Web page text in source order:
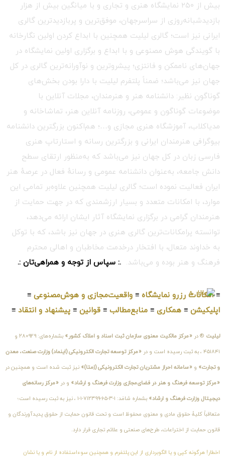
بیش از ۲۵۰ نمایشگاه هنری و تجاری و با میانگین بیش از هزار
بازدیدشبانه‌روزی از سراسرجهان، موفق‌ترین و پربازدیدترین گالری
ایرانی نیز است؛ گالری لیلیت همچنین با ابداع کردن اولین نگارخانه
با گویندگی هوش مصنوعی و با ابداع و برگزاری اولین نمایشگاه در
جهان‌های ناممکن و فانتزی؛ پیشروترین و نوآورانه‌ترین گالری در کل
جهان نیز می‌باشد؛ ضمناً پلتفرم لیلیت با دارا بودن بخش‌های
گوناگون نظیر: دانشنامه هنر و هنرمندان، مجلات آنلاین با
موضوعات گوناگون و عمومی، روزنامه آنلاین هنر، تماشاخانه و
مدیاکلاب، آموزشگاه هنری مجازی و…؛ هم‌اکنون بزرگترین دانشنامه
بیوگرافی هنرمندان ایرانی و بزرگترین رسانه و استارتاپ هنری
فارسی زبان در کل جهان نیز می‌باشد که به‌منظور ارتقای سطح
دانش جامعه، به‌عنوان دانشنامه عمومی و رسانهٔ فعال در عرصهٔ هنر
ایران فعالیت نموده است؛ گالری لیلیت همچنین علاوه‌بر تمامی این
موارد، با امکانات متعدد و بسیار ارزشمندی که در جهت حمایت از
هنرمندان گرامی در برگزاری نمایشگاه آثار ایشان ارائه می‌دهد،
توانسته پرامکانات‌ترین گالری هنری در جهان نیز باشد، که با توکل
به خداوند متعال، با افتخار درخدمت مخاطبان و اهالی محترم
فرهنگ و هنر بوده و می‌باشد. .: سپاس از توجه و همراهی‌تان :.
≡امکانات رزرو نمایشگاه≡ واقعیت‌مجازی و هوش‌مصنوعی≡
اپلیکیشن≡ همکاری≡ منابع‌مطالب≡ قوانین≡ پیشنهاد و انتقاد≡
لیلیت® در «مرکز مالکیت معنوی سازمان ثبت اسناد و املاک کشور» بشماره‌های: ۲۸۰۹۲۹ و
۴۵۱۸۴۱ ، به ثبت رسیده است و در «مرکز توسعه تجارت الکترونیکی (اینماد) وزارت صنعت، معدن
و تجارت»و«سامانه احراز مشتریان تجارت الکترونیکی (اِمتا)»نیز ثبت شده است و همچنین در
«مرکز توسعه فرهنگ و هنر در فضای‌مجازی وزارت فرهنگ و ارشاد»و در «مرکز رسانه‌های
دیجیتال وزارت فرهنگ و ارشاد» بشماره شامَد: ۱-۳-۶۵-۷۱۲۳۹۹-۱-۱ ، نیز به ثبت رسیده است؛
متعاقباً کلیهٔ حقوق مادی و معنوی محفوظ است و تحت قانون حمایت از حقوق پدیدآورندگان و
قانون حمایت از اختراعات، طرح‌های صنعتی و علائم تجاری قرار دارد.
اخطار! هرگونه کپی و یا الگوبرداری از این پلتفرم و همچنین سوءاستفاده از نام و یا نشان